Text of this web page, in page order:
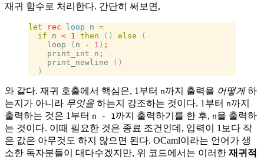
재귀 함수로 처리한다. 간단히 써보면,
let rec loop n =
  if
n < 1 then () else (
    loop
( n - 1 ) ;
    print_int n
;
    print_newline
()
  )
와 같다. 재귀 호출에서 핵심은, 1부터 n까지 출력을 어떻게하
는지가 아니라 무엇을 하는지 강조하는 것이다. 1부터 n까지
출력하는 것은 1부터 n - 1까지 출력하기를 한 후, n을 출력하
는 것이다. 이때 필요한 것은 종료 조건인데, 입력이 1보다 작
은 값은 아무것도 하지 않으면 된다. OCaml이라는 언어가 생
소한 독자분들이 대다수겠지만, 위 코드에서는 이러한 재귀적